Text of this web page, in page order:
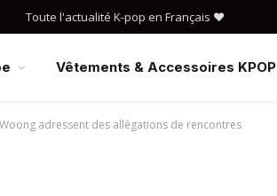
Toute l'actualité K-pop en Français ❤️
Vêtements & Accessoires KPOP
Woong adressent des allégations de rencontres